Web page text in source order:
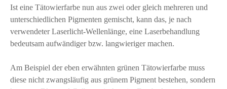
Ist eine Tätowierfarbe nun aus zwei oder gleich mehreren und
unterschiedlichen Pigmenten gemischt, kann das, je nach
verwendeter Laserlicht-Wellenlänge, eine Laserbehandlung
bedeutsam aufwändiger bzw. langwieriger machen.
Am Beispiel der eben erwähnten grünen Tätowierfarbe muss
diese nicht zwangsläufig aus grünem Pigment bestehen, sondern